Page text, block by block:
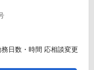
日数・時間 応相談変更